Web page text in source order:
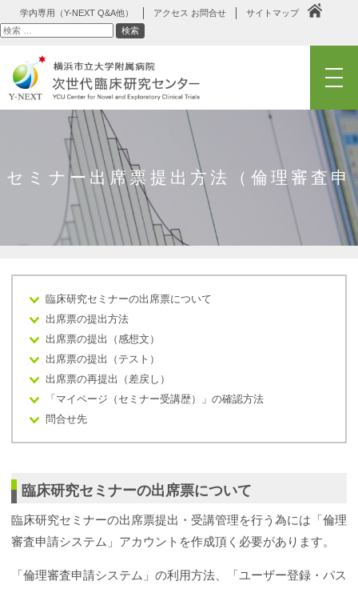
学内専用（Y-NEXT Q&A他） アクセス お問合せ
サイトマップ
検
索
検索
メニュー
セミナー出席票提出方法（倫理審査申
請システム）
臨床研究セミナーの出席票について
出席票の提出方法
出席票の提出（感想文）
出席票の提出（テスト）
出席票の再提出（差戻し）
「マイページ（セミナー受講歴）」の確認方法
問合せ先
臨床研究セミナーの出席票について
臨床研究セミナーの出席票提出・受講管理を行う為には「倫理
審査申請システム」アカウントを作成頂く必要があります。
「倫理審査申請システム」の利用方法、「ユーザー登録・パス